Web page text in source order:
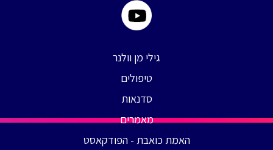
גילי מן וולנר
טיפולים
סדנאות
מאמרים
האמת כואבת - הפודקאסט